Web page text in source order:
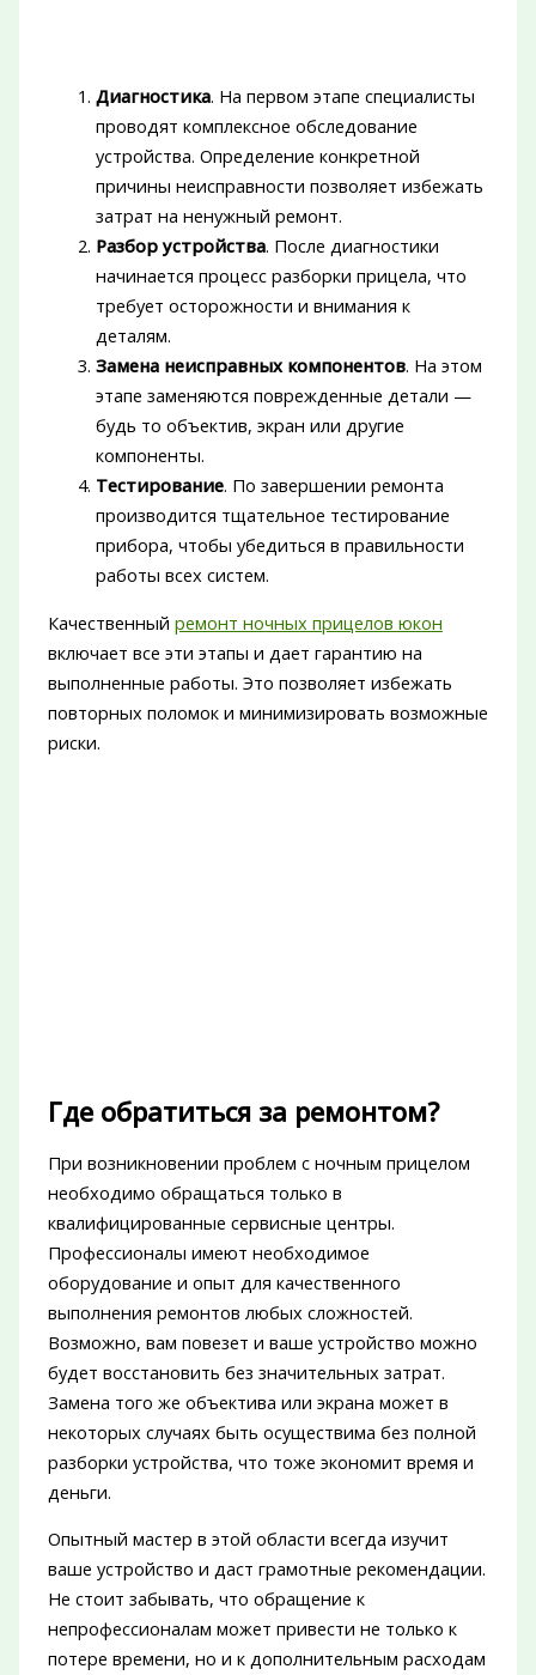
Диагностика. На первом этапе специалисты
проводят комплексное обследование
устройства. Определение конкретной
причины неисправности позволяет избежать
затрат на ненужный ремонт.
Разбор устройства. После диагностики
начинается процесс разборки прицела, что
требует осторожности и внимания к
деталям.
Замена неисправных компонентов. На этом
этапе заменяются поврежденные детали —
будь то объектив, экран или другие
компоненты.
Тестирование. По завершении ремонта
производится тщательное тестирование
прибора, чтобы убедиться в правильности
работы всех систем.
Качественный ремонт ночных прицелов юкон
включает все эти этапы и дает гарантию на
выполненные работы. Это позволяет избежать
повторных поломок и минимизировать возможные
риски.
Где обратиться за ремонтом?
При возникновении проблем с ночным прицелом
необходимо обращаться только в
квалифицированные сервисные центры.
Профессионалы имеют необходимое
оборудование и опыт для качественного
выполнения ремонтов любых сложностей.
Возможно, вам повезет и ваше устройство можно
будет восстановить без значительных затрат.
Замена того же объектива или экрана может в
некоторых случаях быть осуществима без полной
разборки устройства, что тоже экономит время и
деньги.
Опытный мастер в этой области всегда изучит
ваше устройство и даст грамотные рекомендации.
Не стоит забывать, что обращение к
непрофессионалам может привести не только к
потере времени, но и к дополнительным расходам